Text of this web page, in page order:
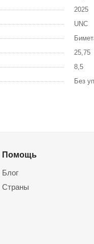
2025
UNC
25,75
8,5
Без
Помощь
Блог
Страны